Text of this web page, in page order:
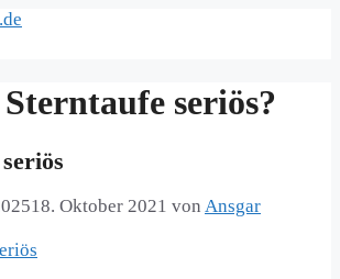
seriös?
18. Oktober 2021 von Ansgar